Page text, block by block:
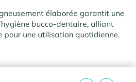
élaborée garantit une
bucco-dentaire, alliant
pour une utilisation quotidienne.